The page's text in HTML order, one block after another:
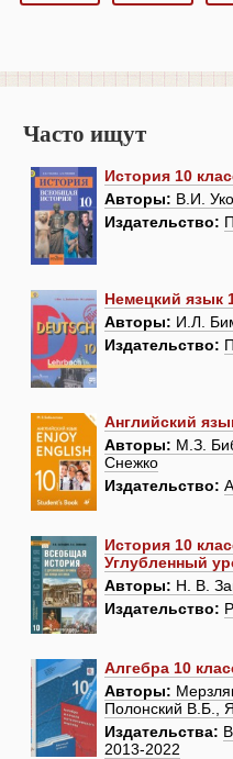
Часто ищут
История 10
Авторы: В.И.
Издательство:
Немецкий язык
Авторы: И.Л.
Издательство:
Английский
Авторы: М.З.
Снежко
Издательство:
История 10
Углубленный
Авторы: Н. В.
Издательство:
Алгебра 10
Авторы:
Полонский В.Б.,
Издательства:
2013-2022